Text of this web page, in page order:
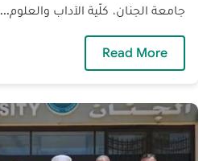
جامعة الجنان، كلّية الآداب والعلوم...
Read More